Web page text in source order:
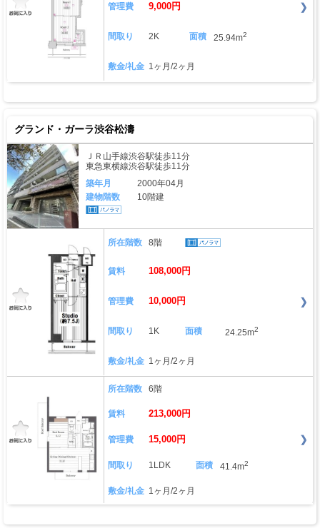
管理費 9,000円
間取り 2K 面積 25.94m2
敷金/礼金 1ヶ月/2ヶ月
グランド・ガーラ渋谷松濤
ＪＲ山手線渋谷駅徒歩11分
東急東横線渋谷駅徒歩11分
築年月
2000年04月
建物階数
10階建
所在階数 8階
賃料 108,000円
管理費 10,000円
間取り 1K 面積 24.25m2
敷金/礼金 1ヶ月/2ヶ月
所在階数 6階
賃料 213,000円
管理費 15,000円
間取り 1LDK 面積 41.4m2
敷金/礼金 1ヶ月/2ヶ月